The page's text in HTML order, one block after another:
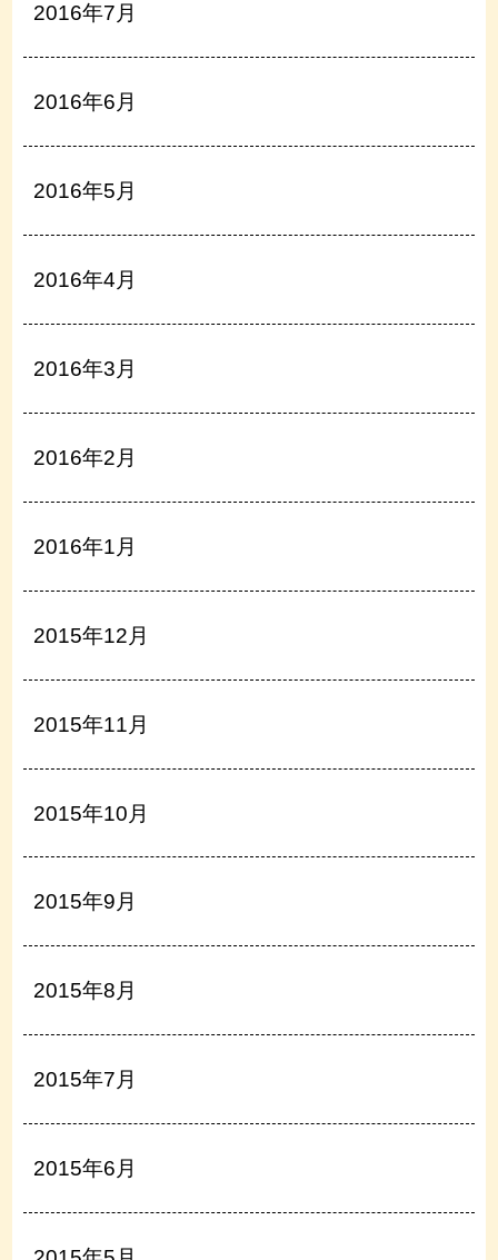
2016年7月
2016年6月
2016年5月
2016年4月
2016年3月
2016年2月
2016年1月
2015年12月
2015年11月
2015年10月
2015年9月
2015年8月
2015年7月
2015年6月